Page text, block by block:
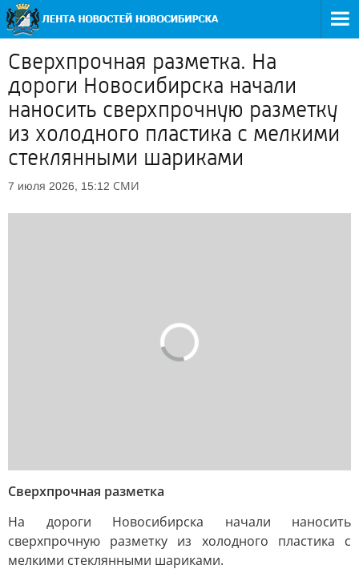
Сверхпрочная разметка. На
дороги Новосибирска начали
наносить сверхпрочную разметку
из холодного пластика с мелкими
стеклянными шариками
7 июля 2026, 15:12 СМИ
Сверхпрочная разметка
На дороги Новосибирска начали наносить
сверхпрочную разметку из холодного пластика с
мелкими стеклянными шариками.